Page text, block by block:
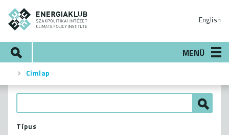
Ugrás
tartalomra
English
MENÜ
Morzsa
Címlap
Típus